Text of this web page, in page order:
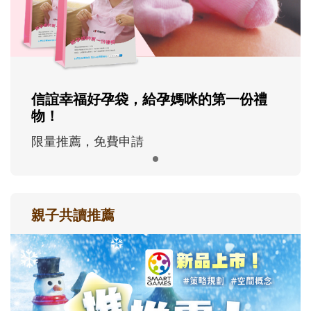
信誼幸福好孕袋，給孕媽咪的第一份禮
物！
限量推薦，免費申請
親子共讀推薦